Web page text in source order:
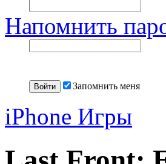
Напомнить
Запомнить меня
iPhone Игры